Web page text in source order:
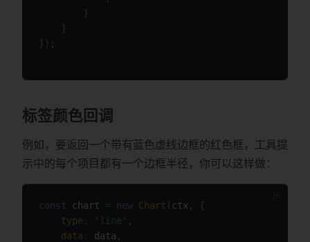
}
}
} ) ;
标签颜色回调
例如，要返回一个带有蓝色虚线边框的红色框，工具提
示中的每个项目都有一个边框半径，你可以这样做：
const chart = new Chart (ctx ,
{
type : 'line' ,
data : data ,